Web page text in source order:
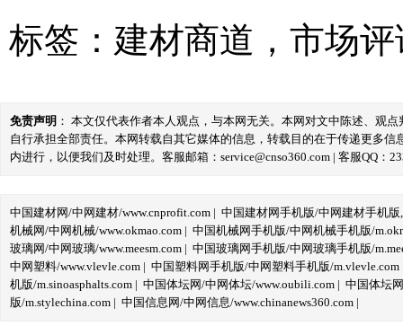
标签： 建材商道 ， 市场评
免责声明 ： 本文仅代表作者本人观点，与本网无关。本网对文中陈述、观
自行承担全部责任。本网转载自其它媒体的信息，转载目的在于传递更多
内进行，以便我们及时处理。客服邮箱：service@cnso360.com | 客服QQ：
中国建材网/中网建材/www.cnprofit.com | 中国建材网手机版/中网建材手机版
机械网/中网机械/www.okmao.com | 中国机械网手机版/中网机械手机版/
玻璃网/中网玻璃/www.meesm.com | 中国玻璃网手机版/中网玻璃手机版/
中网塑料/www.vlevle.com | 中国塑料网手机版/中网塑料手机版/m.vlevle.com
机版/m.sinoasphalts.com | 中国体坛网/中网体坛/www.oubili.com | 中国体坛
版/m.stylechina.com | 中国信息网/中网信息/www.chinanews360.com |